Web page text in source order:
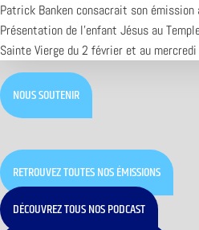
Patrick Banken consacrait son
Présentation de l’enfant Jésus au
Sainte Vierge du 2 février et au mercredi
NOUS SOUTENIR
RETROUVEZ TOUTES NOS ÉMISSIONS
DÉCOUVREZ TOUS NOS PODCAST